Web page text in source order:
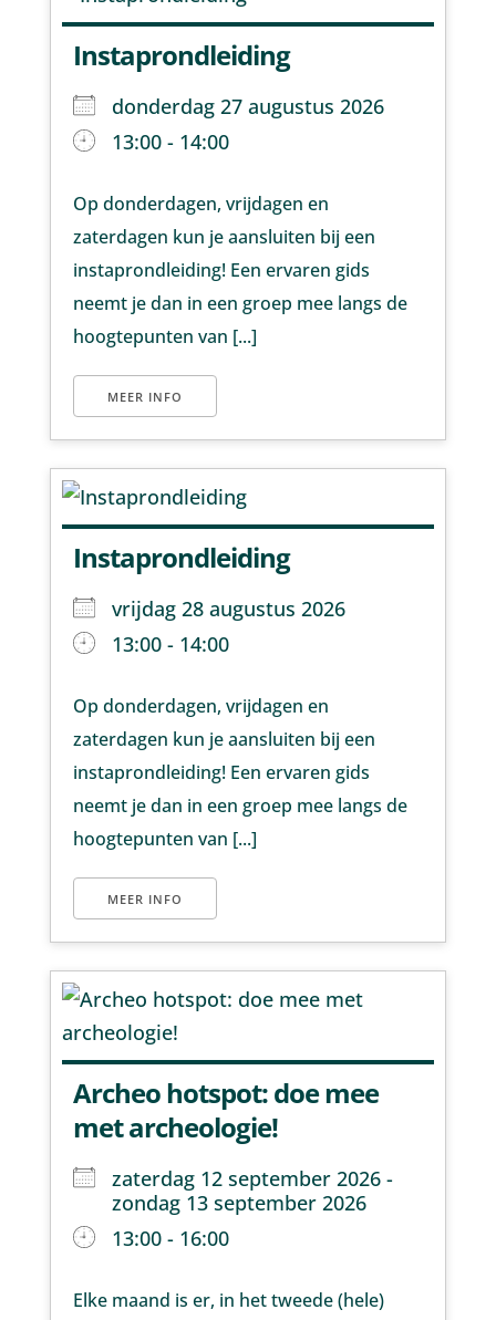
Instaprondleiding
donderdag 27 augustus 2026
13:00 - 14:00
Op donderdagen, vrijdagen en
zaterdagen kun je aansluiten bij een
instaprondleiding! Een ervaren gids
neemt je dan in een groep mee langs de
hoogtepunten van [...]
MEER INFO
Instaprondleiding
vrijdag 28 augustus 2026
13:00 - 14:00
Op donderdagen, vrijdagen en
zaterdagen kun je aansluiten bij een
instaprondleiding! Een ervaren gids
neemt je dan in een groep mee langs de
hoogtepunten van [...]
MEER INFO
Archeo hotspot: doe mee
met archeologie!
zaterdag 12 september 2026 -
zondag 13 september 2026
13:00 - 16:00
Elke maand is er, in het tweede (hele)